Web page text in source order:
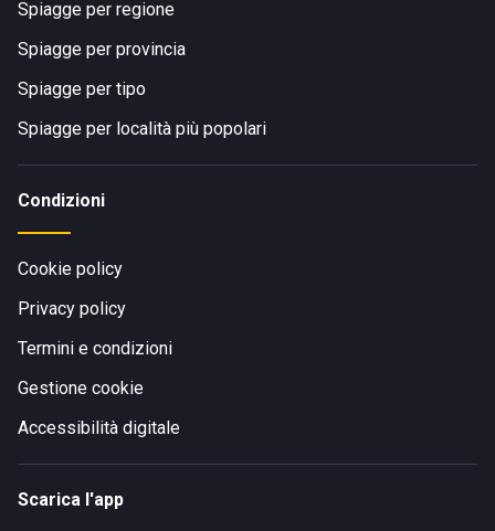
Spiagge per regione
Spiagge per provincia
Spiagge per tipo
Spiagge per località più popolari
Condizioni
Cookie policy
Privacy policy
Termini e condizioni
Gestione cookie
Accessibilità digitale
Scarica l'app